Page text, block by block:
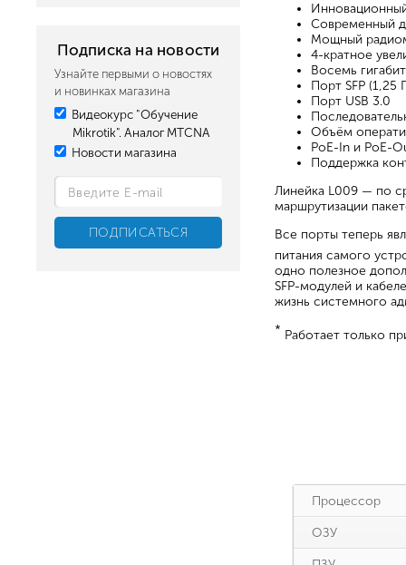
Подписка на новости
Узнайте первыми о новостях
и новинках магазина
Видеокурс "Обучение
Mikrotik". Аналог MTCNA
Новости магазина
Современный
Мощный
4-кратное
Восемь
Порт SFP (1,25
Порт USB 3.0
Объём
PoE-In и PoE-
Поддержка
Линейка L009 — по
маршрутизации
Все порты теперь
питания самого
одно полезное
SFP-модулей и
жизнь системного
* Работает только
Процессор
ОЗУ